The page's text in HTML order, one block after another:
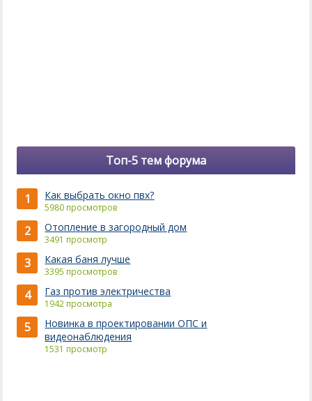
Топ-5 тем форума
1 Как выбрать окно пвх?
5980 просмотров
2 Отопление в загородный дом
3491 просмотр
3 Какая баня лучше
3395 просмотров
4 Газ против электричества
1942 просмотра
5
Новинка в проектировании ОПС и
видеонаблюдения
1531 просмотр